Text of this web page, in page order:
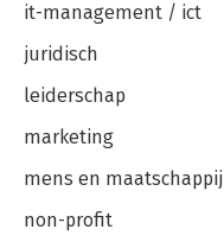
it-management / ict
juridisch
leiderschap
marketing
mens en maatschappij
non-profit